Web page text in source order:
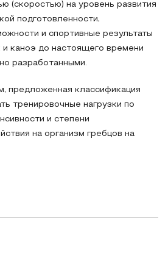
(скоростью) на уровень развития
подготовленности,
и спортивные результаты
и каноэ до настоящего времени
разработанными.
предложенная классификация
тренировочные нагрузки по
и степени
на организм гребцов на